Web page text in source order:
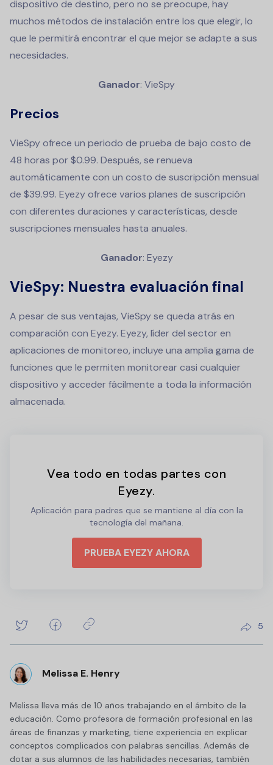
dispositivo de destino, pero no se preocupe, hay
muchos métodos de instalación entre los que elegir, lo
que le permitirá encontrar el que mejor se adapte a sus
necesidades.
Ganador: VieSpy
Precios
VieSpy ofrece un periodo de prueba de bajo costo de
48 horas por $0.99. Después, se renueva
automáticamente con un costo de suscripción mensual
de $39.99. Eyezy ofrece varios planes de suscripción
con diferentes duraciones y características, desde
suscripciones mensuales hasta anuales.
Ganador: Eyezy
VieSpy: Nuestra evaluación final
A pesar de sus ventajas, VieSpy se queda atrás en
comparación con Eyezy. Eyezy, líder del sector en
aplicaciones de monitoreo, incluye una amplia gama de
funciones que le permiten monitorear casi cualquier
dispositivo y acceder fácilmente a toda la información
almacenada.
Vea todo en todas partes con
Eyezy.
Aplicación para padres que se mantiene al día con la
tecnología del mañana.
PRUEBA EYEZY AHORA
5
Melissa E. Henry
Melissa lleva más de 10 años trabajando en el ámbito de la
educación. Como profesora de formación profesional en las
áreas de finanzas y marketing, tiene experiencia en explicar
conceptos complicados con palabras sencillas. Además de
dotar a sus alumnos de las habilidades necesarias, también